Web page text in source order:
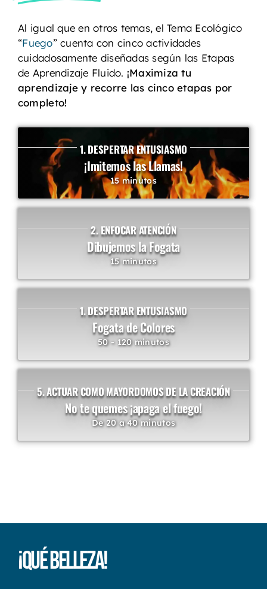
Al igual que en otros temas, el Tema Ecológico
“Fuego” cuenta con cinco actividades
cuidadosamente diseñadas según las Etapas
de Aprendizaje Fluido. ¡Maximiza tu
aprendizaje y recorre las cinco etapas por
completo!
1. DESPERTAR ENTUSIASMO
¡Imitemos las Llamas!
15 minutos
2. ENFOCAR ATENCIÓN
Dibujemos la Fogata
15 minutos
1. DESPERTAR ENTUSIASMO
Fogata de Colores
50 - 120 minutos
5. ACTUAR COMO MAYORDOMOS DE LA CREACIÓN
No te quemes ¡apaga el fuego!
De 20 a 40 minutos
¡Qué Belleza!